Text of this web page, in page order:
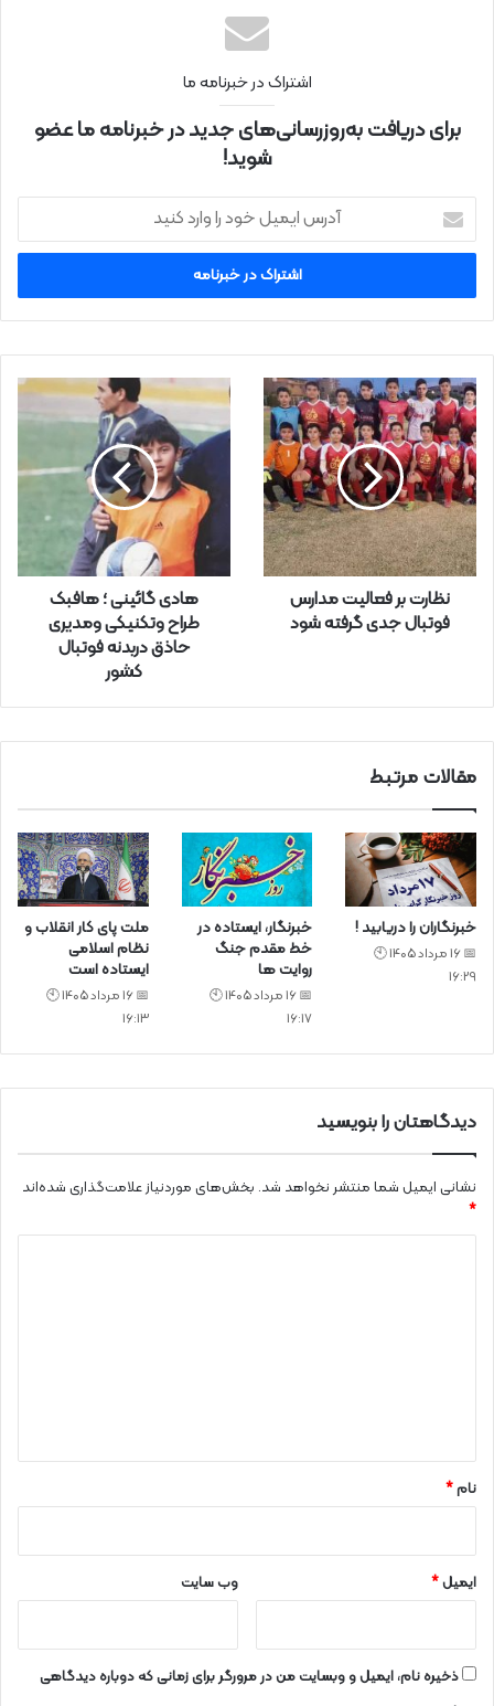
اشتراک در خبرنامه ما
برای دریافت به‌روزرسانی‌های جدید در خبرنامه ما عضو
شوید!
ر
ا
ی
ل
خ
و
د
ر
ا
و
ا
ر
نظارت بر فعالیت مدارس
فوتبال جدی گرفته شود
هادی گائینی ؛ هافبک
طراح وتکنیکی ومدیری
حاذق دربدنه فوتبال
کشور
مقالات مرتبط
خبرنگاران را دریابید !
📅 16 مرداد 1405 🕙
16:29
خبرنگار، ایستاده در
خط مقدم جنگ
روایت ها
📅 16 مرداد 1405 🕙
16:17
ملت پای کار انقلاب و
نظام اسلامی
ایستاده است
📅 16 مرداد 1405 🕙
16:13
دیدگاهتان را بنویسید
نشانی ایمیل شما منتشر نخواهد شد. بخش‌های موردنیاز علامت‌گذاری شده‌اند
*
نام*
ایمیل* وب‌ سایت
ذخیره نام، ایمیل و وبسایت من در مرورگر برای زمانی که دوباره دیدگاهی